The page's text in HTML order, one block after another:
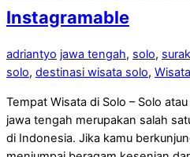
Instagramable
adriantyo jawa tengah, solo,
solo, destinasi wisata solo,
Tempat Wisata di Solo – Solo
jawa tengah merupakan salah
di Indonesia. Jika kamu